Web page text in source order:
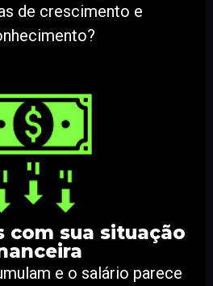
de crescimento e
com sua situação
e o salário parece